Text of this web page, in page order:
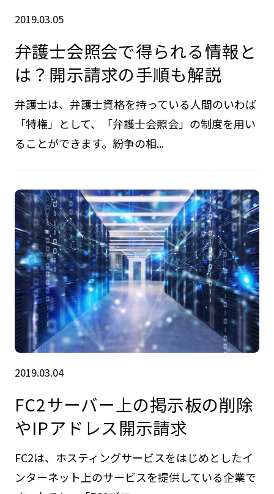
2019.03.05
弁護士会照会で得られる情報と
は？開示請求の手順も解説
弁護士は、弁護士資格を持っている人間のいわば
「特権」として、「弁護士会照会」の制度を用い
ることができます。紛争の相...
2019.03.04
FC2サーバー上の掲示板の削除
やIPアドレス開示請求
FC2は、ホスティングサービスをはじめとしたイ
ンターネット上のサービスを提供している企業で